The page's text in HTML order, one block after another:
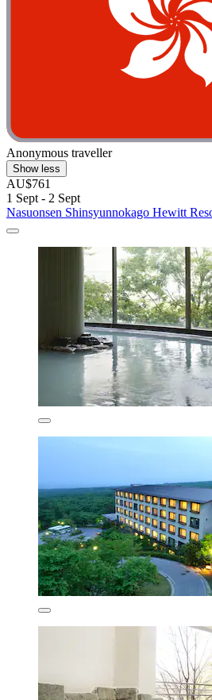
Anonymous traveller
Show less
AU$761
1 Sept - 2 Sept
Nasuonsen Shinsyunnokago Hewitt